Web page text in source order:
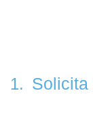
1. Solicita